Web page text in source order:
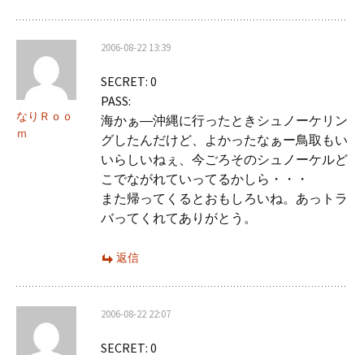
なりＲｏｏ
ｍ
2006-08-22 13:39
SECRET: 0
PASS:
海かぁ―沖縄に行ったときシュノーケリン
グしたんだけど、よかったなぁー鳥取もい
いらしいねぇ、今ごろそのシュノーケルど
こでながれていってるかしら・・・
また帰ってくるとおもしろいね。あっトラ
バってくれてありがとう。
返信
2006-08-22 22:07
SECRET: 0